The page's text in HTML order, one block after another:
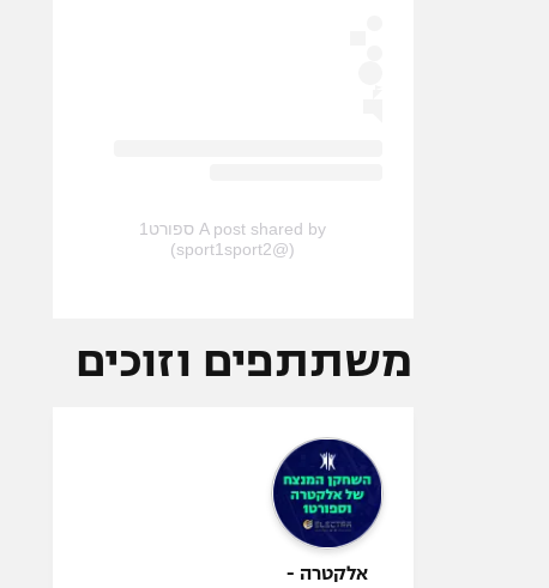
A post shared by ספורט1
(@sport1sport2)
משתתפים וזוכים
אלקטרה -